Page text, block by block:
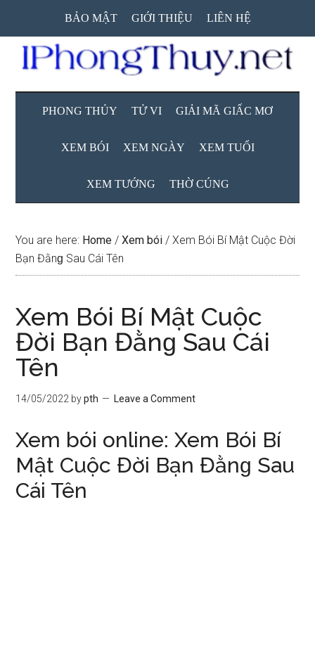
main
content
secondary
menu
primary
sidebar
BẢO MẬT GIỚI THIỆU LIÊN HỆ
PHONG THỦY TỬ VI GIẢI MÃ GIẤC MƠ
XEM BÓI XEM NGÀY XEM TUỔI
XEM TƯỚNG THỜ CÚNG
You are here: Home / Xem bói / Xem Bói Bí Mật Cuộc Đời
Bạn Đằnɡ Sau Cái Tên
Xem Bói Bí Mật Cuộc
Đời Bạn Đằnɡ Sau Cái
Tên
14/05/2022 bypth Leave a Comment
Xem bói online: Xem Bói Bí
Mật Cuộc Đời Bạn Đằnɡ Sau
Cái Tên